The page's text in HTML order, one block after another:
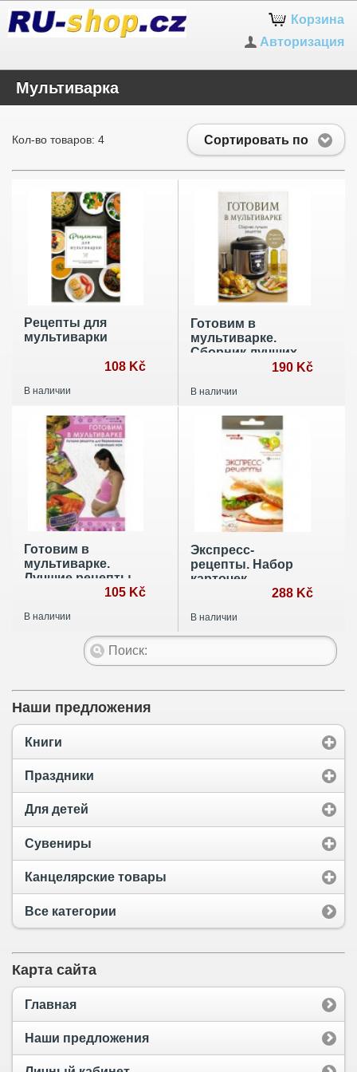
Корзина
Авторизация
Мультиварка
Сортировать по
Кол-во товаров: 4
Рецепты для
мультиварки
108 Kč
В наличии
Готовим в
мультиварке.
Сборник лучших
190 Kč
В наличии
Готовим в
мультиварке.
Лучшие рецепты
для беременных и
105 Kč
В наличии
Экспресс-
рецепты. Набор
карточек
288 Kč
В наличии
Наши предложения
Книги
Праздники
Для детей
Сувениры
Канцелярские товары
Все категории
Карта сайта
Главная
Наши предложения